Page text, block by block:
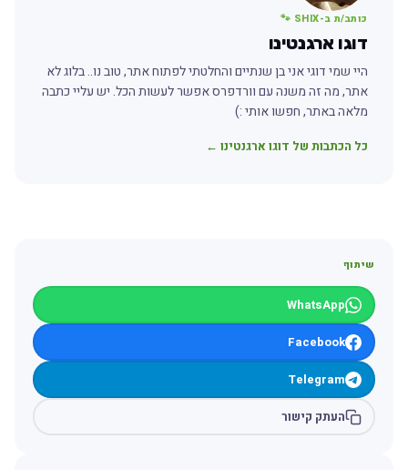
כותב/ת ב-SHIX 🐾
דוגו ארגנטינו
היי שמי דוגי אני בן שנתיים והחלטתי לפתוח אתר, טוב נו.. בלוג לא
אתר, מה זה משנה עם וורדפרס אפשר לעשות הכל. יש עליי כתבה
מלאה באתר, חפשו אותי :)
כל הכתבות של דוגו ארגנטינו ←
שיתוף
WhatsApp
Facebook
Telegram
העתק קישור